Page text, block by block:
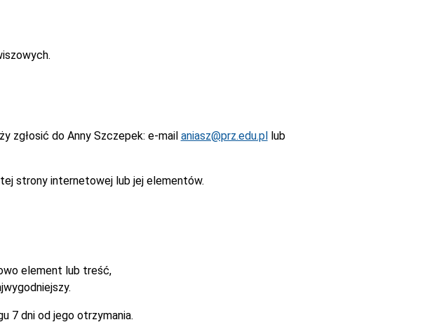
zgłosić do Anny Szczepek: e-mail aniasz@prz.edu.pllub
strony internetowej lub jej elementów.
element lub treść,
7 dni od jego otrzymania.